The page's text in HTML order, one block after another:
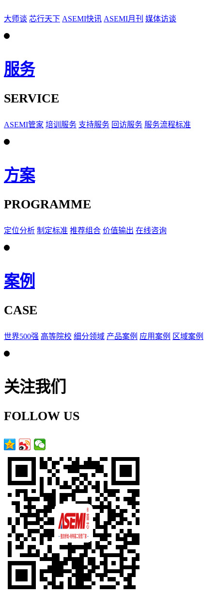
大师谈 芯行天下 ASEMI快讯 ASEMI月刊 媒体访谈
服务
SERVICE
ASEMI管家 培训服务 支持服务 回访服务 服务流程标准
方案
PROGRAMME
定位分析 制定标准 推荐组合 价值输出 在线咨询
案例
CASE
世界500强 高等院校 细分领域 产品案例 应用案例 区域案例
关注我们
FOLLOW US